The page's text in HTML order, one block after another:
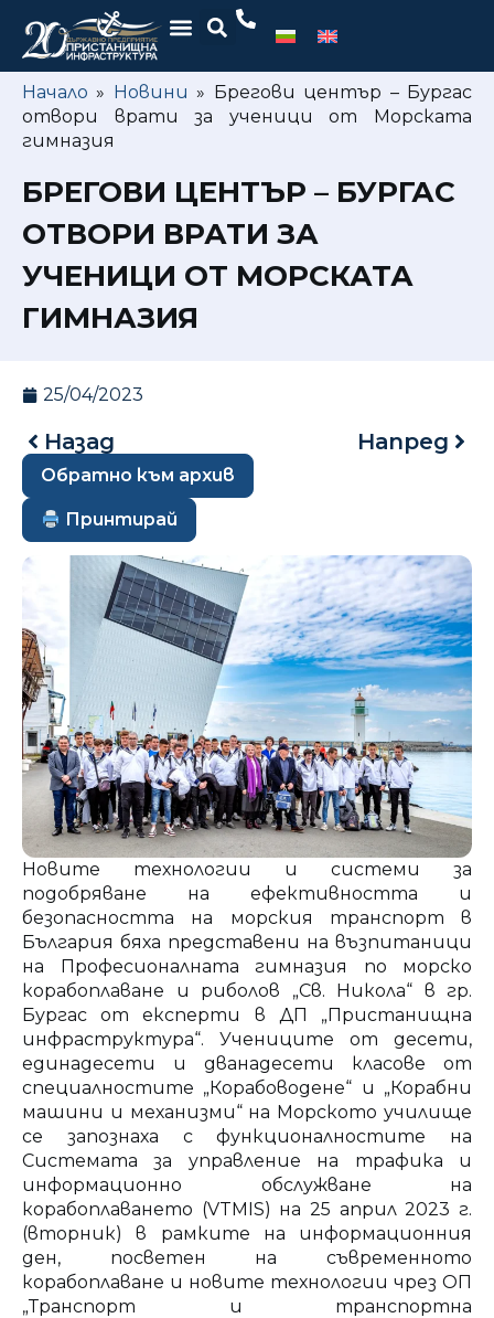
Начало » Новини » Брегови център – Бургас
отвори врати за ученици от Морската
гимназия
БРЕГОВИ ЦЕНТЪР – БУРГАС
ОТВОРИ ВРАТИ ЗА
УЧЕНИЦИ ОТ МОРСКАТА
ГИМНАЗИЯ
25/04/2023
Назад Напред
Обратно към архив
Принтирай
Новите технологии и системи за
подобряване на ефективността и
безопасността на морския транспорт в
България бяха представени на възпитаници
на Професионалната гимназия по морско
корабоплаване и риболов „Св. Никола“ в гр.
Бургас от експерти в ДП „Пристанищна
инфраструктура“. Учениците от десети,
единадесети и дванадесети класове от
специалностите „Корабоводене“ и „Корабни
машини и механизми“ на Морското училище
се запознаха с функционалностите на
Системата за управление на трафика и
информационно обслужване на
корабоплаването (VTMIS) на 25 април 2023 г.
(вторник) в рамките на информационния
ден, посветен на съвременното
корабоплаване и новите технологии чрез ОП
„Транспорт и транспортна